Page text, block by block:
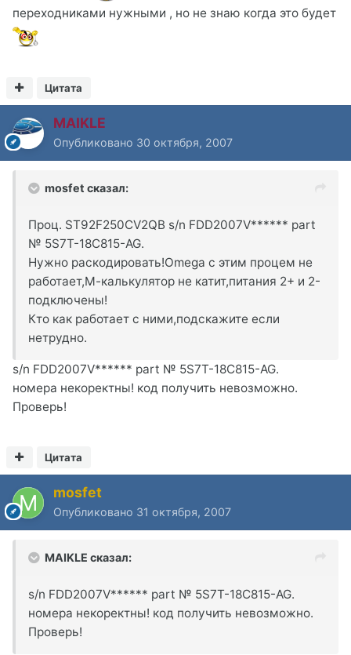
переходниками нужными , но не знаю когда это будет
Цитата
MAIKLE
Опубликовано 30 октября, 2007
mosfet сказал:
Проц. ST92F250CV2QB s/n FDD2007V****** part
№ 5S7T-18C815-AG.
Нужно раскодировать!Omega c этим процем не
работает,М-калькулятор не катит,питания 2+ и 2-
подключены!
Кто как работает с ними,подскажите если
нетрудно.
s/n FDD2007V****** part № 5S7T-18C815-AG.
номера некоректны! код получить невозможно.
Проверь!
Цитата
mosfet
Опубликовано 31 октября, 2007
MAIKLE сказал:
s/n FDD2007V****** part № 5S7T-18C815-AG.
номера некоректны! код получить невозможно.
Проверь!